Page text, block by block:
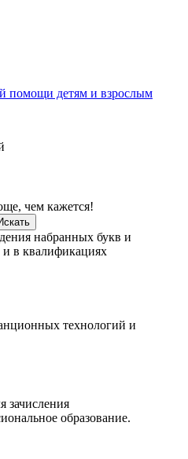
помощи детям и взрослым
чем кажется!
набранных букв и
и в квалификациях
технологий и
зачисления
образование.